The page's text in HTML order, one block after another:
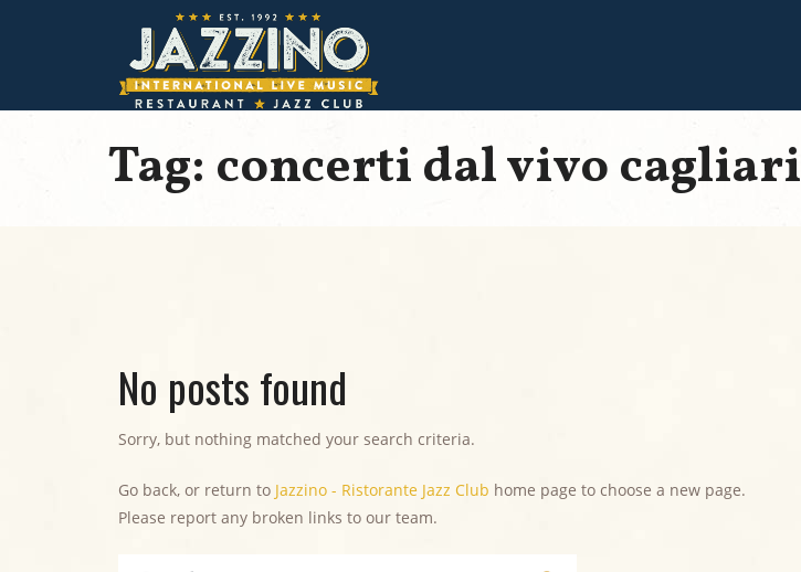
Tag: concerti dal vivo cagliari
No posts found
Sorry, but nothing matched your search criteria.
Go back, or return to Jazzino - Ristorante Jazz Club home page to choose a new page.
Please report any broken links to our team.